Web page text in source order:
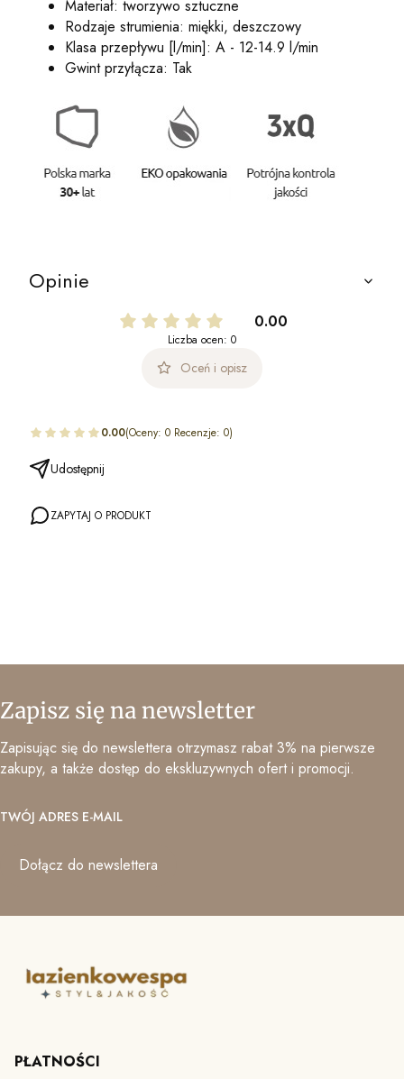
Materiał: tworzywo sztuczne
Rodzaje strumienia: miękki, deszczowy
Klasa przepływu [l/min]: A - 12-14.9 l/min
Gwint przyłącza: Tak
Opinie
0.00
Liczba ocen: 0
Oceń i opisz
0.00(Oceny: 0 Recenzje: 0)
Udostępnij
ZAPYTAJ O PRODUKT
Zapisz się na newsletter
Zapisując się do newslettera otrzymasz rabat 3% na pierwsze
zakupy, a także dostęp do ekskluzywnych ofert i promocji.
TWÓJ ADRES E-MAIL
Dołącz do newslettera
PŁATNOŚCI